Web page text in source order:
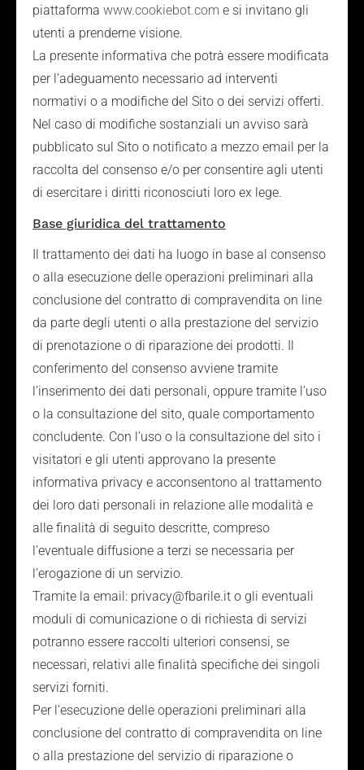
piattaforma www.cookiebot.com e si invitano gli
utenti a prenderne visione.
La presente informativa che potrà essere modificata
per l’adeguamento necessario ad interventi
normativi o a modifiche del Sito o dei servizi offerti.
Nel caso di modifiche sostanziali un avviso sarà
pubblicato sul Sito o notificato a mezzo email per la
raccolta del consenso e/o per consentire agli utenti
di esercitare i diritti riconosciuti loro ex lege.
Base giuridica del trattamento
Il trattamento dei dati ha luogo in base al consenso
o alla esecuzione delle operazioni preliminari alla
conclusione del contratto di compravendita on line
da parte degli utenti o alla prestazione del servizio
di prenotazione o di riparazione dei prodotti. Il
conferimento del consenso avviene tramite
l’inserimento dei dati personali, oppure tramite l’uso
o la consultazione del sito, quale comportamento
concludente. Con l’uso o la consultazione del sito i
visitatori e gli utenti approvano la presente
informativa privacy e acconsentono al trattamento
dei loro dati personali in relazione alle modalità e
alle finalità di seguito descritte, compreso
l’eventuale diffusione a terzi se necessaria per
l’erogazione di un servizio.
Tramite la email: privacy@fbarile.it o gli eventuali
moduli di comunicazione o di richiesta di servizi
potranno essere raccolti ulteriori consensi, se
necessari, relativi alle finalità specifiche dei singoli
servizi forniti.
Per l’esecuzione delle operazioni preliminari alla
conclusione del contratto di compravendita on line
o alla prestazione del servizio di riparazione o